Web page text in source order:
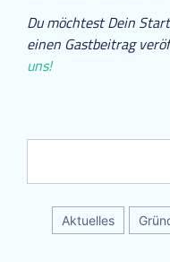
Du möchtest Dein
einen Gastbeitrag
uns!
Aktuelles